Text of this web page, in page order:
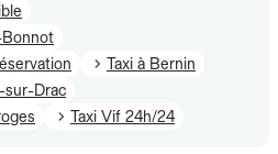
Bonnot
Taxi à Bernin
sur-Drac
Taxi Vif 24h/24